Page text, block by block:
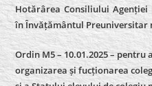
Hotărârea Consiliului
în Învățământul Preuniversitar
Ordin M5 – 10.01.2025 –
organizarea și fucționarea